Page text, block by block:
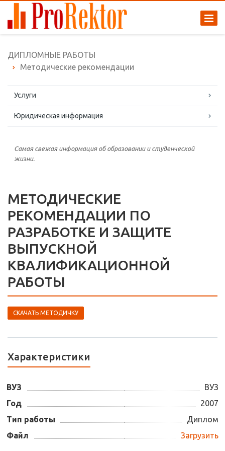
ДИПЛОМНЫЕ РАБОТЫ
Методические рекомендации
Услуги
Юридическая информация
Самая свежая информация об образовании и студенческой
жизни.
МЕТОДИЧЕСКИЕ
РЕКОМЕНДАЦИИ ПО
РАЗРАБОТКЕ И ЗАЩИТЕ
ВЫПУСКНОЙ
КВАЛИФИКАЦИОННОЙ
РАБОТЫ
СКАЧАТЬ МЕТОДИЧКУ
Характеристики
ВУЗ
ВУЗ
Год
2007
Тип работы
Диплом
Файл
Загрузить